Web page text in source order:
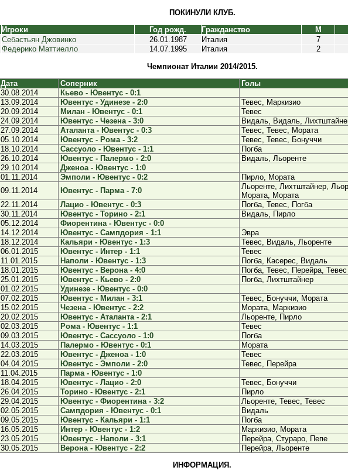
ПОКИНУЛИ КЛУБ.
Игроки Год рожд. Гражданство М
Себастьян Джовинко
26.01.1987 Италия 7
Федерико Маттиелло
14.07.1995 Италия 2
Чемпионат Италии 2014/2015.
Дата Соперник
Голы
30.08.2014
Кьево - Ювентус - 0:1
13.09.2014 Ювентус - Удинезе - 2:0
Тевес, Маркизио
20.09.2014 Милан - Ювентус - 0:1
Тевес
24.09.2014 Ювентус - Чезена - 3:0
Видаль, Видаль,
27.09.2014 Аталанта - Ювентус - 0:3
Тевес, Тевес, Мората
05.10.2014 Ювентус - Рома - 3:2
Тевес, Тевес, Бонуччи
18.10.2014 Сассуоло - Ювентус - 1:1
Погба
26.10.2014 Ювентус - Палермо - 2:0
Видаль, Льоренте
29.10.2014
Дженоа - Ювентус - 1:0
01.11.2014 Эмполи - Ювентус - 0:2
Пирло, Мората
09.11.2014 Ювентус - Парма - 7:0
Льоренте, Лихтштайнер,
Мората, Мората
22.11.2014 Лацио - Ювентус - 0:3
Погба, Тевес, Погба
30.11.2014 Ювентус - Торино - 2:1
Видаль, Пирло
05.12.2014
Фиорентина - Ювентус - 0:0
14.12.2014 Ювентус - Сампдория - 1:1
Эвра
18.12.2014 Кальяри - Ювентус - 1:3
Тевес, Видаль, Льоренте
06.01.2015 Ювентус - Интер - 1:1
Тевес
11.01.2015 Наполи - Ювентус - 1:3
Погба, Касерес, Видаль
18.01.2015 Ювентус - Верона - 4:0
Погба, Тевес, Перейра, Тевес
25.01.2015 Ювентус - Кьево - 2:0
Погба, Лихтштайнер
01.02.2015
Удинезе - Ювентус - 0:0
07.02.2015 Ювентус - Милан - 3:1
Тевес, Бонуччи, Мората
15.02.2015 Чезена - Ювентус - 2:2
Мората, Маркизио
20.02.2015 Ювентус - Аталанта - 2:1
Льоренте, Пирло
02.03.2015 Рома - Ювентус - 1:1
Тевес
09.03.2015 Ювентус - Сассуоло - 1:0
Погба
14.03.2015 Палермо - Ювентус - 0:1
Мората
22.03.2015 Ювентус - Дженоа - 1:0
Тевес
04.04.2015 Ювентус - Эмполи - 2:0
Тевес, Перейра
11.04.2015
Парма - Ювентус - 1:0
18.04.2015 Ювентус - Лацио - 2:0
Тевес, Бонуччи
26.04.2015 Торино - Ювентус - 2:1
Пирло
29.04.2015 Ювентус - Фиорентина - 3:2
Льоренте, Тевес, Тевес
02.05.2015 Сампдория - Ювентус - 0:1
Видаль
09.05.2015 Ювентус - Кальяри - 1:1
Погба
16.05.2015 Интер - Ювентус - 1:2
Маркизио, Мората
23.05.2015 Ювентус - Наполи - 3:1
Перейра, Стураро, Пепе
30.05.2015 Верона - Ювентус - 2:2
Перейра, Льоренте
ИНФОРМАЦИЯ.